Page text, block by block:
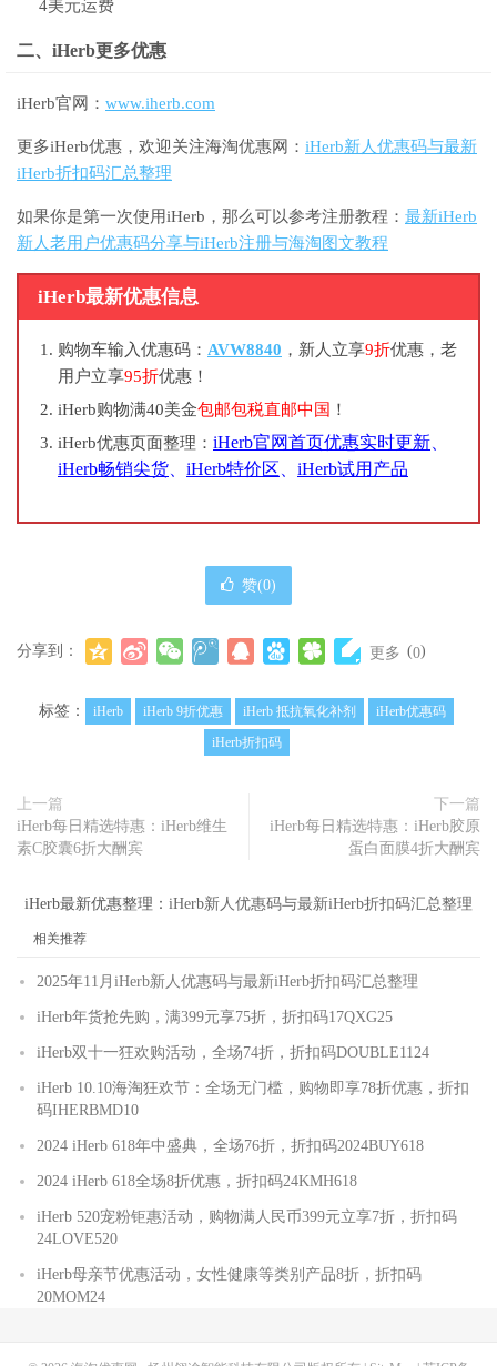
4美元运费
二、iHerb更多优惠
iHerb官网： www.iherb.com
更多iHerb优惠，欢迎关注海淘优惠网： iHerb新人优惠码与最新
iHerb折扣码汇总整理
如果你是第一次使用iHerb，那么可以参考注册教程： 最新iHerb
新人老用户优惠码分享与iHerb注册与海淘图文教程
iHerb最新优惠信息
购物车输入优惠码： AVW8840 ，新人立享9折优惠，老
用户立享95折优惠！
iHerb购物满40美金包邮包税直邮中国 ！
iHerb优惠页面整理： iHerb官网首页优惠实时更新
iHerb畅销尖货
iHerb特价区 iHerb试用产品
赞(0)
分享到： 更多 (0)
标签： iHerb iHerb 9折优惠 iHerb 抵抗氧化补剂
iHerb优惠码
iHerb折扣码
上一篇
iHerb每日精选特惠：iHerb维生
素C胶囊6折大酬宾
下一篇
iHerb每日精选特惠：iHerb胶原
蛋白面膜4折大酬宾
iHerb最新优惠整理： iHerb新人优惠码与最新iHerb折扣码汇总整理
相关推荐
2025年11月iHerb新人优惠码与最新iHerb折扣码汇总整理
iHerb年货抢先购，满399元享75折，折扣码17QXG25
iHerb双十一狂欢购活动，全场74折，折扣码DOUBLE1124
iHerb 10.10海淘狂欢节：全场无门槛，购物即享78折优惠，折扣
码IHERBMD10
2024 iHerb 618年中盛典，全场76折，折扣码2024BUY618
2024 iHerb 618全场8折优惠，折扣码24KMH618
iHerb 520宠粉钜惠活动，购物满人民币399元立享7折，折扣码
24LOVE520
iHerb母亲节优惠活动，女性健康等类别产品8折，折扣码
20MOM24